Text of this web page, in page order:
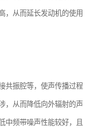
，从而延长发动机的使用
共振腔等，使声传播过程
，从而降低向外辐射的声
中频带噪声性能较好，且